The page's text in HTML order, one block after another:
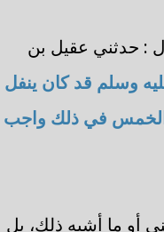
: حدثني عقيل بن
وسلم قد كان ينفل
في ذلك واجب
أو ما أشبه ذلك، بل